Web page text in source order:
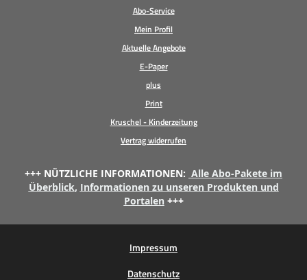
Abo-Service
Mein Profil
Aktuelle Angebote
E-Paper
plus
Print
Kruschel - Kinderzeitung
Vertrag widerrufen
+++ NÜTZLICHE INFORMATIONEN: Alle Abo-Pakete im
Überblick, Informationen zu unseren Produkten und
Portalen +++
Impressum
Datenschutz